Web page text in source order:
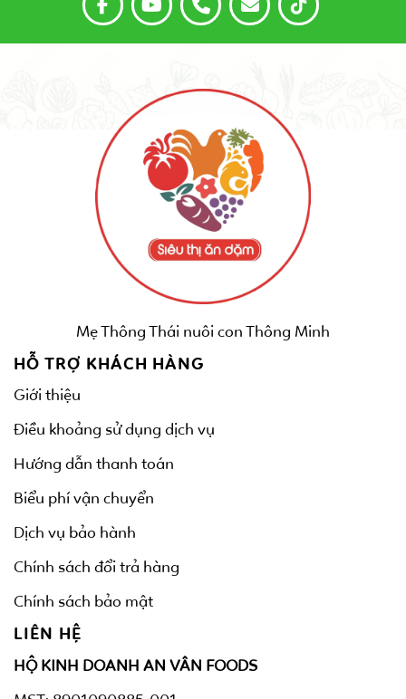
Mẹ Thông Thái nuôi con Thông Minh
HỖ TRỢ KHÁCH HÀNG
Giới thiệu
Điều khoảng sử dụng dịch vụ
Hướng dẫn thanh toán
Biểu phí vận chuyển
Dịch vụ bảo hành
Chính sách đổi trả hàng
Chính sách bảo mật
LIÊN HỆ
HỘ KINH DOANH AN VÂN FOODS